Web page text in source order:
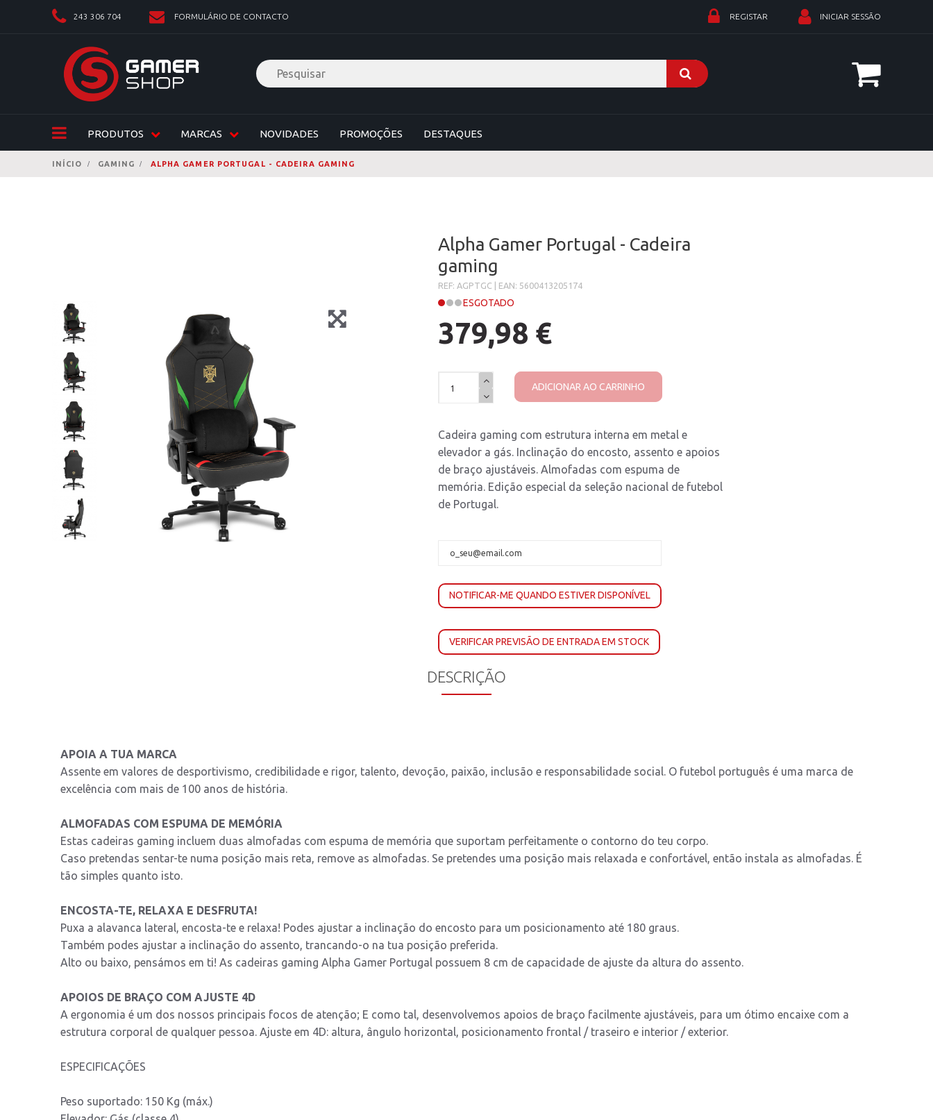
243 306 704 FORMULÁRIO DE CONTACTO REGISTAR INICIAR SESSÃO
PRODUTOS MARCAS NOVIDADES PROMOÇÕES DESTAQUES
INÍCIO GAMING ALPHA GAMER PORTUGAL - CADEIRA GAMING
Alpha Gamer Portugal - Cadeira
gaming
REF: AGPTGC | EAN: 5600413205174
ESGOTADO
379,98 €
ADICIONAR AO CARRINHO
Cadeira gaming com estrutura interna em metal e
elevador a gás. Inclinação do encosto, assento e apoios
de braço ajustáveis. Almofadas com espuma de
memória. Edição especial da seleção nacional de futebol
de Portugal.
NOTIFICAR-ME QUANDO ESTIVER DISPONÍVEL
VERIFICAR PREVISÃO DE ENTRADA EM STOCK
DESCRIÇÃO
APOIA A TUA MARCA
Assente em valores de desportivismo, credibilidade e rigor, talento, devoção, paixão, inclusão e responsabilidade social. O futebol português é uma marca de
excelência com mais de 100 anos de história.
ALMOFADAS COM ESPUMA DE MEMÓRIA
Estas cadeiras gaming incluem duas almofadas com espuma de memória que suportam perfeitamente o contorno do teu corpo.
Caso pretendas sentar-te numa posição mais reta, remove as almofadas. Se pretendes uma posição mais relaxada e confortável, então instala as almofadas. É
tão simples quanto isto.
ENCOSTA-TE, RELAXA E DESFRUTA!
Puxa a alavanca lateral, encosta-te e relaxa! Podes ajustar a inclinação do encosto para um posicionamento até 180 graus.
Também podes ajustar a inclinação do assento, trancando-o na tua posição preferida.
Alto ou baixo, pensámos em ti! As cadeiras gaming Alpha Gamer Portugal possuem 8 cm de capacidade de ajuste da altura do assento.
APOIOS DE BRAÇO COM AJUSTE 4D
A ergonomia é um dos nossos principais focos de atenção; E como tal, desenvolvemos apoios de braço facilmente ajustáveis, para um ótimo encaixe com a
estrutura corporal de qualquer pessoa. Ajuste em 4D: altura, ângulo horizontal, posicionamento frontal / traseiro e interior / exterior.
ESPECIFICAÇÕES
Peso suportado: 150 Kg (máx.)